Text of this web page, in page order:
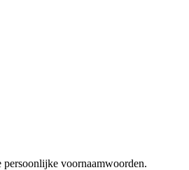
persoonlijke voornaamwoorden.